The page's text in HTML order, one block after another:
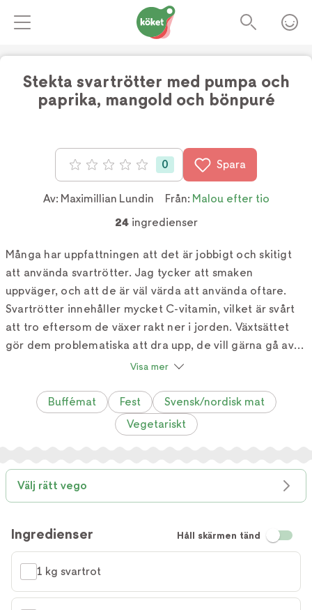
Stekta svartrötter med pumpa och
paprika, mangold och bönpuré
Betyg: 0 av 5 0 Spara
Av: Maximillian Lundin Från: Malou efter tio
24ingredienser
Många har uppfattningen att det är jobbigt och skitigt
att använda svartrötter. Jag tycker att smaken
uppväger, och att de är väl värda att använda oftare.
Svartrötter innehåller mycket C-vitamin, vilket är svårt
att tro eftersom de växer rakt ner i jorden. Växtsättet
gör dem problematiska att dra upp, de vill gärna gå av
på mitten. Man får ha rätt knyck i handleden när man
svartrötter bäst rostade eller stekta.
Visa mer
Buffémat Fest
Svensk/nordisk mat
Vegetariskt
Välj rätt vego
Ingredienser Håll skärmen tänd
1 kg svartrot